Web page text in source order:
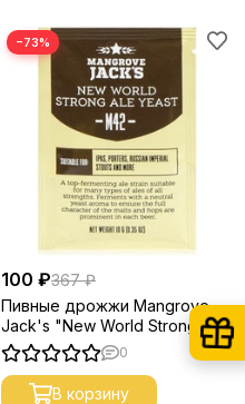
−73%
100 ₽367 ₽
Пивные дрожжи Mangrove
Jack's "New World Strong Ale
M42", 10 г [УЦЕНКА]
0
В корзину